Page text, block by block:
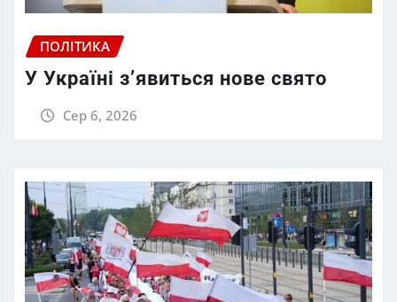
ПОЛІТИКА
У Україні з’явиться нове свято
Сер 6, 2026